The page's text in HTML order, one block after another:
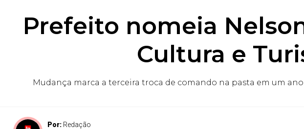
Prefeito nomeia
Cultura e
Mudança marca a terceira troca de comando na pasta em um
Por: Redação